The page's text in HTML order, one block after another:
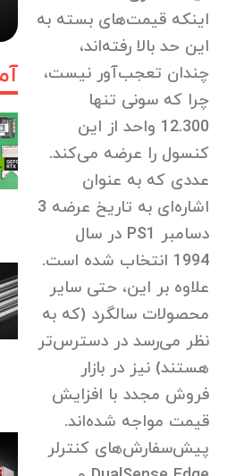
اینکه قیمت‌های بسته به
این حد بالا رفته‌اند،
چندان تعجب‌آور نیست،
چرا که سونی تنها
12.300 واحد از این
کنسول را عرضه می‌کند.
عددی که به عنوان
اشاره‌ای به تاریخ عرضه 3
دسامبر PS1 در سال
1994 انتخاب شده است.
علاوه بر این، حتی سایر
محصولات سالگرد (که به
نظر می‌رسد در دسترس‌تر
هستند) نیز در بازار
فروش مجدد با افزایش
قیمت مواجه شده‌اند.
پیش‌سفارش‌های کنترلر